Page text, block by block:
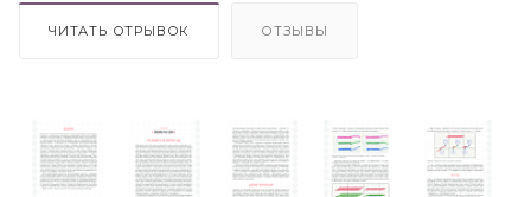
ЧИТАТЬ ОТРЫВОК ОТЗЫВЫ